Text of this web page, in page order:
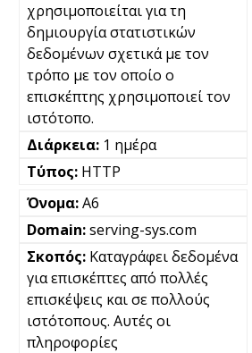
χρησιμοποιείται για τη
δημιουργία στατιστικών
δεδομένων σχετικά με τον
τρόπο με τον οποίο ο
επισκέπτης χρησιμοποιεί τον
ιστότοπο.
1 ημέρα
HTTP
A6
serving-sys.com
Καταγράφει δεδομένα
για επισκέπτες από πολλές
επισκέψεις και σε πολλούς
ιστότοπους. Αυτές οι
πληροφορίες